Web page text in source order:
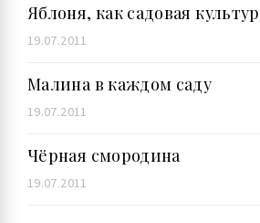
Яблоня, как садовая
19.07.2011
Малина в каждом саду
19.07.2011
Чёрная смородина
19.07.2011